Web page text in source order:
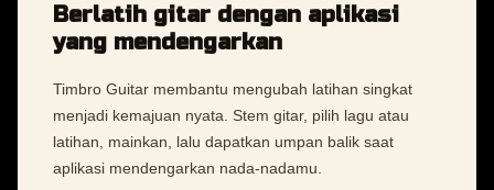
Berlatih gitar dengan aplikasi
yang mendengarkan
Timbro Guitar membantu mengubah latihan singkat
menjadi kemajuan nyata. Stem gitar, pilih lagu atau
latihan, mainkan, lalu dapatkan umpan balik saat
aplikasi mendengarkan nada-nadamu.